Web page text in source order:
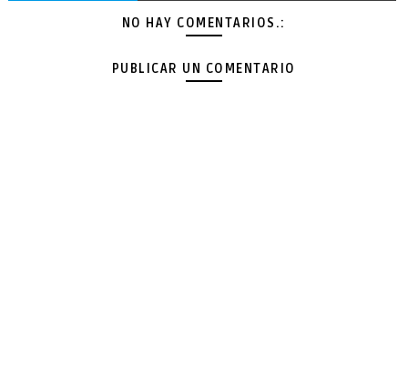
NO HAY COMENTARIOS.:
PUBLICAR UN COMENTARIO